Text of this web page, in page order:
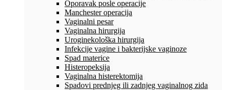
Oporavak posle operacije
Manchester operacija
Vaginalni pesar
Vaginalna hirurgija
Uroginekološka hirurgija
Infekcije vagine i bakterijske vaginoze
Spad materice
Histeropeksija
Vaginalna histerektomija
Spadovi prednjeg ili zadnjeg vaginalnog zida